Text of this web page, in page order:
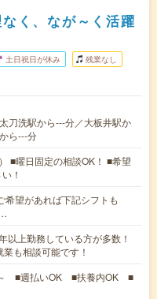
く、なが～く活躍
土日祝日が休み 残業なし
刀洗駅から---分／大板井駅か
ら---分
■曜日固定の相談OK！ ■希望
！
望があれば下記シフトも
以上勤務している方が多数！
も相談可能です！
～ ■週払いOK ■扶養内OK ■